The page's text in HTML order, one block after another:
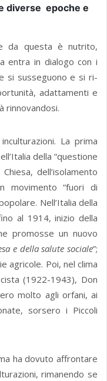
diverse epoche e
da questa è nutrito,
entra in dialogo con i
si susseguono e si ri-
adattamenti e
rinnovandosi.
La prima
della “questione
dell’isolamento
movimento “fuori di
Nell’Italia della
al 1914, inizio della
promosse un nuovo
e della salute sociale”;
agricole. Poi, nel clima
(1922-1943), Don
molto agli orfani, ai
sorsero i Piccoli
ha dovuto affrontare
rimanendo se